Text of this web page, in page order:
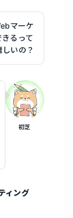
マーケ
るって
いの？
初芝
ィング